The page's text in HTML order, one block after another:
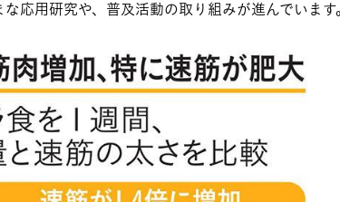
応用研究や、普及活動の取り組みが進んでいます